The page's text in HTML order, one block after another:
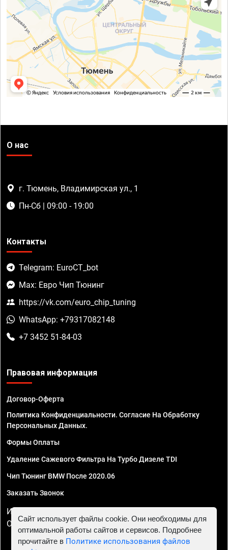
О нас
г. Тюмень, Владимирская ул., 1
Пн-Сб | 09:00 - 19:00
Контакты
Telegram: EuroCT_bot
Max: Евро Чип Тюнинг
https://vk.com/euro_chip_tuning
WhatsApp: +79317082148
+7 3452 51-84-03
Правовая информация
Договор-Оферта
Политика Конфиденциальности. Согласие На Обработку
Персональных Данных.
Формы Оплаты
Удаление Сажевого Фильтра На Турбо Дизеле TDI
Чип Тюнинг BMW После 2020.06
Заказать Звонок
ИП Смирнов Георгий Павлович. ИНН 781302555843,
ОГРНИП 324470400032610
Сайт использует файлы cookie. Они необходимы для
оптимальной работы сайтов и сервисов. Подробнее
прочитайте в Политике использования файлов